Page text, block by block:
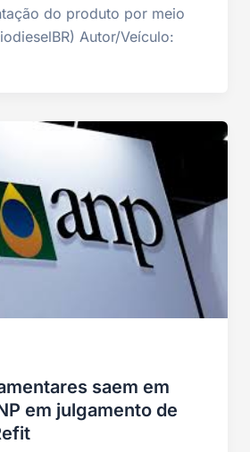
do produto por meio
Autor/Veículo:
saem em
em julgamento de